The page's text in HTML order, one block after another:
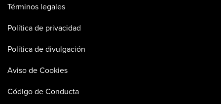
Términos legales
Política de privacidad
Política de divulgación
Aviso de Cookies
Código de Conducta